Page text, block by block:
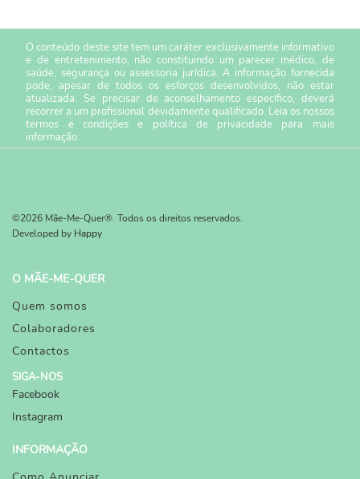
O conteúdo deste site tem um caráter exclusivamente informativo
e de entretenimento, não constituindo um parecer médico, de
saúde, segurança ou assessoria jurídica. A informação fornecida
pode, apesar de todos os esforços desenvolvidos, não estar
atualizada. Se precisar de aconselhamento específico, deverá
recorrer a um profissional devidamente qualificado. Leia os nossos
termos e condiçõese política de privacidade para mais
informação.
©2026 Mãe-Me-Quer®. Todos os direitos reservados.
Developed by Happy
O MÃE-ME-QUER
Quem somos
Colaboradores
Contactos
SIGA-NOS
Facebook
Instagram
INFORMAÇÃO